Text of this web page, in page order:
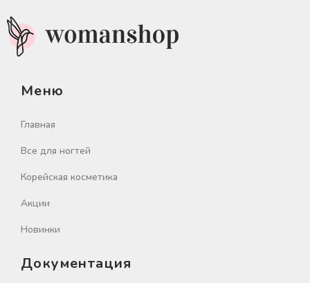
Меню
Главная
Все для ногтей
Корейская косметика
Акции
Новинки
Документация